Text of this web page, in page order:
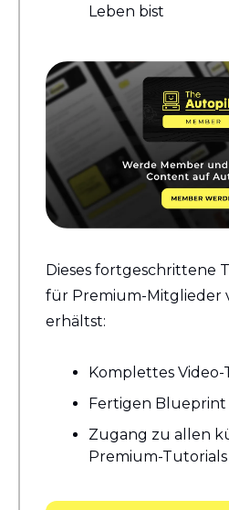
Leben bist
Dieses fortgeschrittene
für Premium-Mitglieder
erhältst:
Komplettes Video-
Fertigen Blueprint
Zugang zu allen
Premium-Tutorials